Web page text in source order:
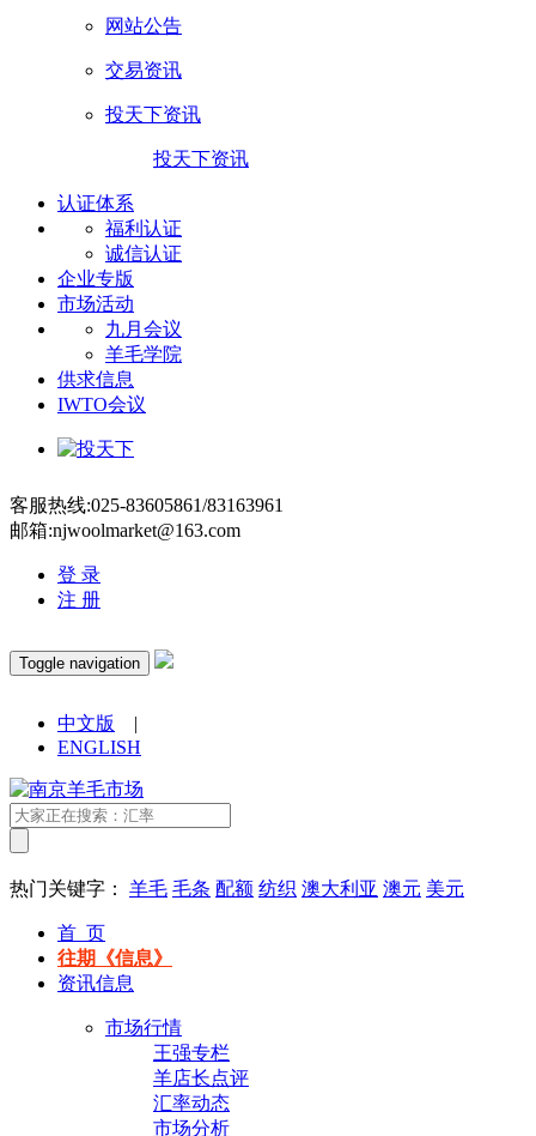
网站公告
交易资讯
投天下资讯
投天下资讯
认证体系
福利认证
诚信认证
企业专版
市场活动
九月会议
羊毛学院
供求信息
IWTO会议
客服热线:025-83605861/83163961
邮箱:njwoolmarket@163.com
登 录
注 册
Toggle navigation
中文版
|
ENGLISH
热门关键字： 羊毛 毛条 配额 纺织 澳大利亚 澳元 美元
首 页
往期《信息》
资讯信息
市场行情
王强专栏
羊店长点评
汇率动态
市场分析